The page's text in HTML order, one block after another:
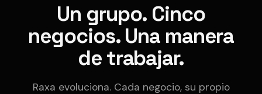
Un grupo. Cinco
negocios. Una manera
de trabajar.
Raxa evoluciona. Cada negocio, su propio